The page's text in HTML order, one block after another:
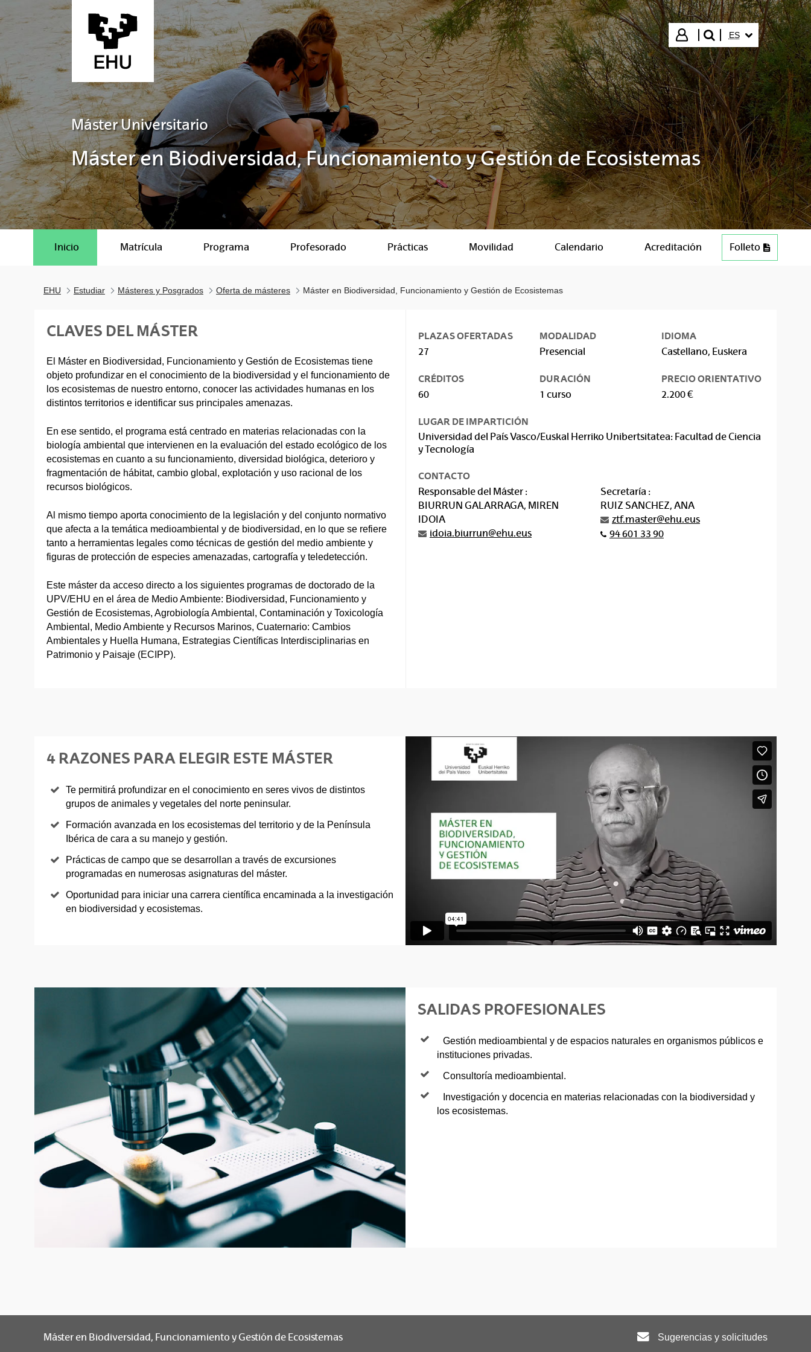
Saltar al contenido principal
Iniciar sesión
buscar"
IDIOMA
ES
Máster Universitario
Máster en Biodiversidad, Funcionamiento y Gestión de Ecosistemas
Inicio Matrícula Programa Profesorado Prácticas Movilidad Calendario Acreditación Folleto
EHU Estudiar Másteres y Posgrados Oferta de másteres Máster en Biodiversidad, Funcionamiento y Gestión de Ecosistemas
CLAVES DEL MÁSTER
El Máster en Biodiversidad, Funcionamiento y Gestión de Ecosistemas tiene
objeto profundizar en el conocimiento de la biodiversidad y el funcionamiento de
los ecosistemas de nuestro entorno, conocer las actividades humanas en los
distintos territorios e identificar sus principales amenazas.
En ese sentido, el programa está centrado en materias relacionadas con la
biología ambiental que intervienen en la evaluación del estado ecológico de los
ecosistemas en cuanto a su funcionamiento, diversidad biológica, deterioro y
fragmentación de hábitat, cambio global, explotación y uso racional de los
recursos biológicos.
Al mismo tiempo aporta conocimiento de la legislación y del conjunto normativo
que afecta a la temática medioambiental y de biodiversidad, en lo que se refiere
tanto a herramientas legales como técnicas de gestión del medio ambiente y
figuras de protección de especies amenazadas, cartografía y teledetección.
Este máster da acceso directo a los siguientes programas de doctorado de la
UPV/EHU en el área de Medio Ambiente: Biodiversidad, Funcionamiento y
Gestión de Ecosistemas, Agrobiología Ambiental, Contaminación y Toxicología
Ambiental, Medio Ambiente y Recursos Marinos, Cuaternario: Cambios
Ambientales y Huella Humana, Estrategias Científicas Interdisciplinarias en
Patrimonio y Paisaje (ECIPP).
PLAZAS OFERTADAS
27
MODALIDAD
Presencial
IDIOMA
Castellano, Euskera
CRÉDITOS
60
DURACIÓN
1 curso
PRECIO ORIENTATIVO
2.200 €
LUGAR DE IMPARTICIÓN
Universidad del País Vasco/Euskal Herriko Unibertsitatea: Facultad de Ciencia
y Tecnología
CONTACTO
Responsable del Máster :
BIURRUN GALARRAGA, MIREN
IDOIA
idoia.biurrun@ehu.eus
Secretaría :
RUIZ SANCHEZ, ANA
ztf.master@ehu.eus
94 601 33 90
4 RAZONES PARA ELEGIR ESTE MÁSTER
Te permitirá profundizar en el conocimiento en seres vivos de distintos
grupos de animales y vegetales del norte peninsular.
Formación avanzada en los ecosistemas del territorio y de la Península
Ibérica de cara a su manejo y gestión.
Prácticas de campo que se desarrollan a través de excursiones
programadas en numerosas asignaturas del máster.
Oportunidad para iniciar una carrera científica encaminada a la investigación
en biodiversidad y ecosistemas.
SALIDAS PROFESIONALES
Gestión medioambiental y de espacios naturales en organismos públicos e
instituciones privadas.
Consultoría medioambiental.
Investigación y docencia en materias relacionadas con la biodiversidad y
los ecosistemas.
Máster en Biodiversidad, Funcionamiento y Gestión de Ecosistemas Sugerencias y solicitudes